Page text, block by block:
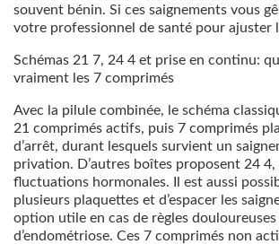
souvent bénin. Si ces saignements vous
votre professionnel de santé pour ajuster
Schémas 21 7, 24 4 et prise en continu:
vraiment les 7 comprimés
Avec la pilule combinée, le schéma
21 comprimés actifs, puis 7 comprimés
d’arrêt, durant lesquels survient un
privation. D’autres boîtes proposent 24
fluctuations hormonales. Il est aussi
plusieurs plaquettes et d’espacer les
option utile en cas de règles douloureuses
d’endométriose. Ces 7 comprimés non